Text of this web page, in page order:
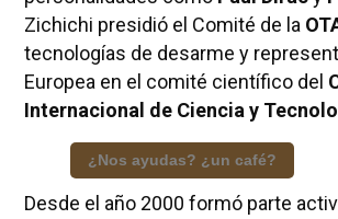
Zichichi presidió el Comité de la
tecnologías de desarme y
Europea en el comité científico del
Internacional de Ciencia y
¿Nos ayudas? ¿un café?
Desde el año 2000 formó parte